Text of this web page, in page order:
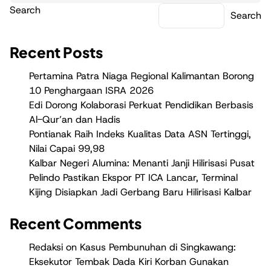
Search Search
Recent Posts
Pertamina Patra Niaga Regional Kalimantan Borong
10 Penghargaan ISRA 2026
Edi Dorong Kolaborasi Perkuat Pendidikan Berbasis
Al-Qur’an dan Hadis
Pontianak Raih Indeks Kualitas Data ASN Tertinggi,
Nilai Capai 99,98
Kalbar Negeri Alumina: Menanti Janji Hilirisasi Pusat
Pelindo Pastikan Ekspor PT ICA Lancar, Terminal
Kijing Disiapkan Jadi Gerbang Baru Hilirisasi Kalbar
Recent Comments
Redaksi on Kasus Pembunuhan di Singkawang:
Eksekutor Tembak Dada Kiri Korban Gunakan